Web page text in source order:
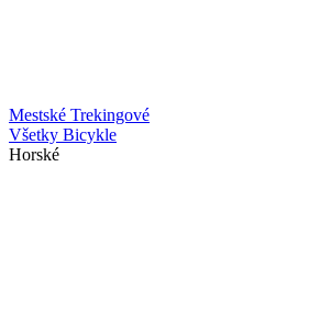
Mestské Trekingové
Všetky Bicykle
Horské